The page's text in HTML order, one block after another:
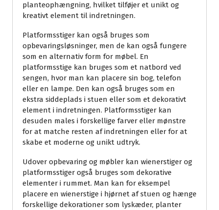
planteophængning, hvilket tilføjer et unikt og
kreativt element til indretningen.
Platformsstiger kan også bruges som
opbevaringsløsninger, men de kan også fungere
som en alternativ form for møbel. En
platformsstige kan bruges som et natbord ved
sengen, hvor man kan placere sin bog, telefon
eller en lampe. Den kan også bruges som en
ekstra siddeplads i stuen eller som et dekorativt
element i indretningen. Platformsstiger kan
desuden males i forskellige farver eller mønstre
for at matche resten af indretningen eller for at
skabe et moderne og unikt udtryk.
Udover opbevaring og møbler kan wienerstiger og
platformsstiger også bruges som dekorative
elementer i rummet. Man kan for eksempel
placere en wienerstige i hjørnet af stuen og hænge
forskellige dekorationer som lyskæder, planter